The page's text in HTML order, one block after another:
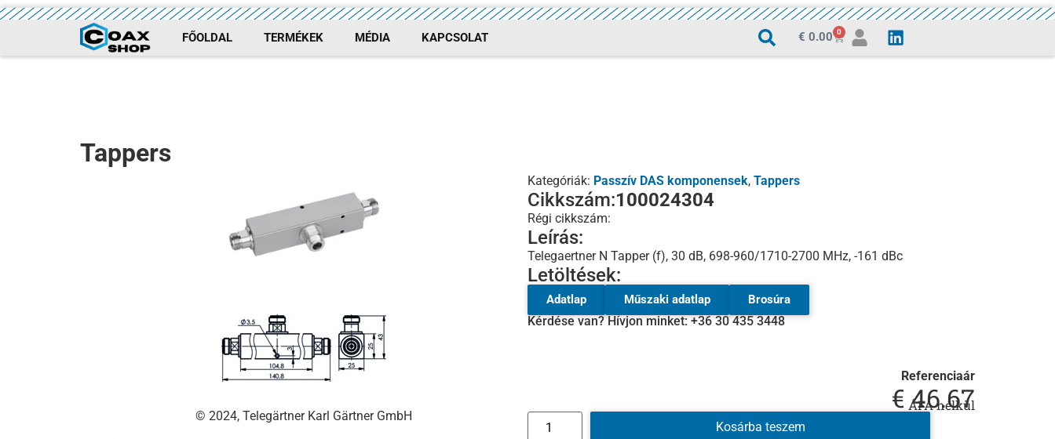
FŐOLDAL TERMÉKEK MÉDIA KAPCSOLAT € 0.00 0
Tappers
© 2024, Telegärtner Karl Gärtner GmbH
Kategóriák: Passzív DAS komponensek, Tappers
Cikkszám:100024304
Régi cikkszám:
Leírás:
Telegaertner N Tapper (f), 30 dB, 698-960/1710-2700 MHz, -161 dBc
Letöltések:
Adatlap Műszaki adatlap Brosúra
Kérdése van? Hívjon minket: +36 30 435 3448
Referenciaár
€46.67
ÁFA nélkül
Kosárba teszem